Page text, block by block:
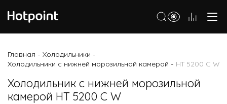
Морозильные камеры
Стиральные и сушильные машины
Главная - Холодильники -
Холодильники с нижней морозильной камерой - HT 5200 C W
Холодильник с нижней морозильной
камерой HT 5200 C W